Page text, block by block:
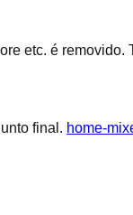
etc. é
final. home-